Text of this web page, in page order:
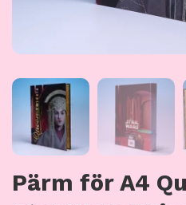
Pärm för A4